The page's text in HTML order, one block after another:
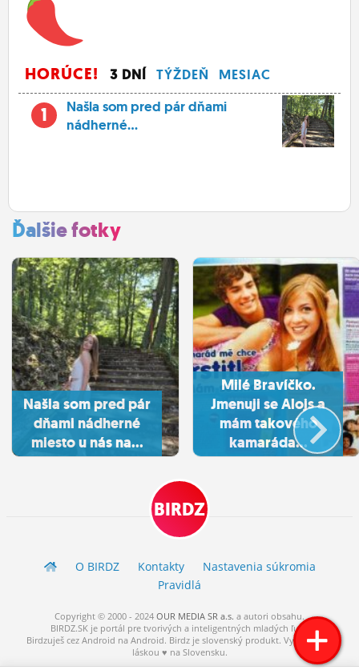
HORÚCE! 3 DNÍ TÝŽDEŇ MESIAC
1
Našla som pred pár dňami
nádherné...
Ďalšie fotky
Našla som pred pár
dňami nádherné
miesto u nás na...
Milé Bravíčko.
Jmenuji se Alojs a
mám takového
kamaráda...
BIRDZ
O BIRDZ Kontakty
Nastavenia súkromia
Pravidlá
Copyright © 2000 - 2024 OUR MEDIA SR a.s. a autori obsahu.
BIRDZ.SK je portál pre tvorivých a inteligentných mladých ľudí.
Birdzuješ cez Android na Android. Birdz je slovenský produkt. Vytvorené s
láskou ♥ na Slovensku.